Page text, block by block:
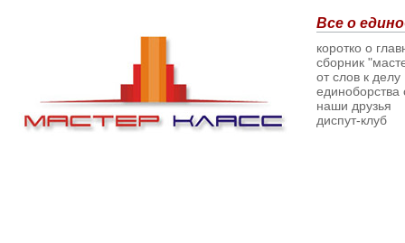
Все о
коротко о
сборник
от слов к делу
наши друзья
диспут-клуб